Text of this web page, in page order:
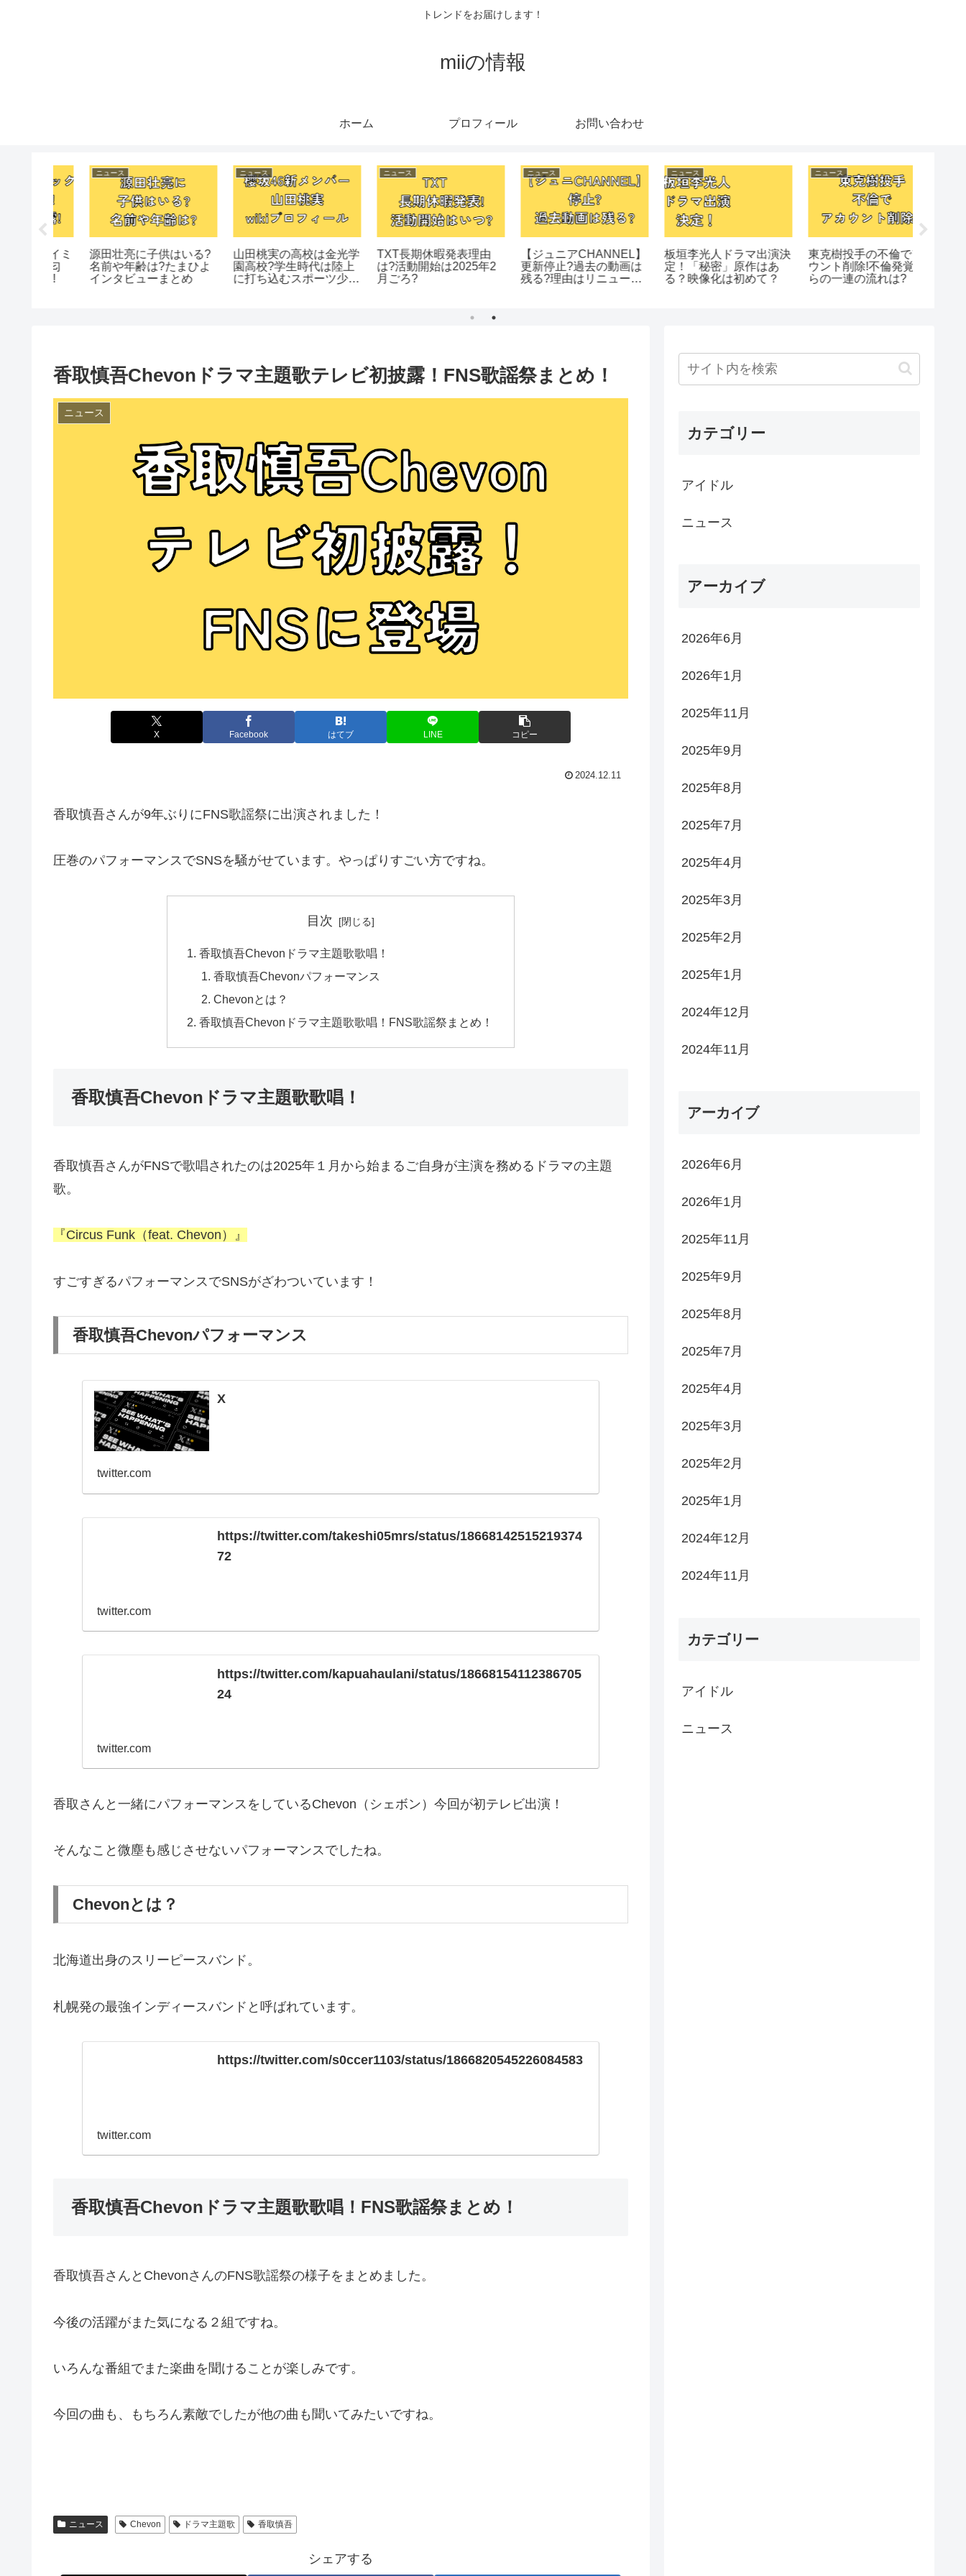
トレンドをお届けします！
miiの情報
ホーム プロフィール お問い合わせ
TXT長期休暇発表理由
は?活動開始は2025年2
月ごろ?
【ジュニアCHANNEL】
更新停止?過去の動画は
残る?理由はリニューア
板垣李光人ドラマ出演決
定！「秘密」原作はあ
る？映像化は初めて？
東克樹投手の不倫でアカ
ウント削除!不倫発覚か
らの一連の流れは?
中村獅童が鬼丸国綱⁉歌
舞伎「刀剣乱舞」前回は
何役で出演?他キャスト
ドラマ法廷のドラゴン原
作はある?元ネタ小説?
実話?あらすじ結末は？
香取慎吾Chevonドラマ主題歌テレビ初披露！FNS歌謡祭まとめ！
ニュース
X Facebook はてブ LINE コピー
2024.12.11
香取慎吾さんが9年ぶりにFNS歌謡祭に出演されました！
圧巻のパフォーマンスでSNSを騒がせています。やっぱりすごい方ですね。
目次
香取慎吾Chevonドラマ主題歌歌唱！
香取慎吾Chevonパフォーマンス
Chevonとは？
香取慎吾Chevonドラマ主題歌歌唱！FNS歌謡祭まとめ！
香取慎吾Chevonドラマ主題歌歌唱！
香取慎吾さんがFNSで歌唱されたのは2025年１月から始まるご自身が主演を務めるドラマの主題
歌。
『Circus Funk（feat. Chevon）』
すごすぎるパフォーマンスでSNSがざわついています！
香取慎吾Chevonパフォーマンス
X
twitter.com
https://twitter.com/takeshi05mrs/status/18668142515219374
72
twitter.com
https://twitter.com/kapuahaulani/status/18668154112386705
24
twitter.com
香取さんと一緒にパフォーマンスをしているChevon（シェボン）今回が初テレビ出演！
そんなこと微塵も感じさせないパフォーマンスでしたね。
Chevonとは？
北海道出身のスリーピースバンド。
札幌発の最強インディースバンドと呼ばれています。
https://twitter.com/s0ccer1103/status/1866820545226084583
twitter.com
香取慎吾Chevonドラマ主題歌歌唱！FNS歌謡祭まとめ！
香取慎吾さんとChevonさんのFNS歌謡祭の様子をまとめました。
今後の活躍がまた気になる２組ですね。
いろんな番組でまた楽曲を聞けることが楽しみです。
今回の曲も、もちろん素敵でしたが他の曲も聞いてみたいですね。
ニュース Chevon ドラマ主題歌 香取慎吾
シェアする
カテゴリー
アイドル
ニュース
アーカイブ
2026年6月
2026年1月
2025年11月
2025年9月
2025年8月
2025年7月
2025年4月
2025年3月
2025年2月
2025年1月
2024年12月
2024年11月
アーカイブ
2026年6月
2026年1月
2025年11月
2025年9月
2025年8月
2025年7月
2025年4月
2025年3月
2025年2月
2025年1月
2024年12月
2024年11月
カテゴリー
アイドル
ニュース